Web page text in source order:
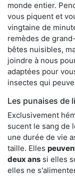
monde entier.
vous piquent et
vingtaine de
remèdes de
bêtes nuisibles,
joindre à nous
adaptées pour
insectes qui
Les punaises de
Exclusivement
sucent le sang de
une durée de vie
taille. Elles
deux ans si elles
elles ne